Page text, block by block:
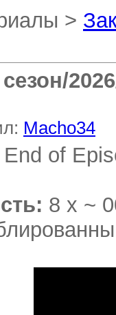
>
Macho34
of
8 х ~